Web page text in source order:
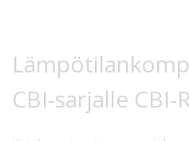
loppuun
alkuun
CBI-sarjalle CBI-